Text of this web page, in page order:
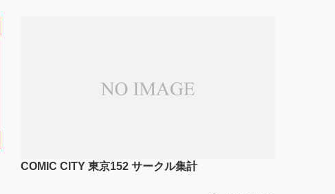
COMIC CITY 東京152 サークル集計